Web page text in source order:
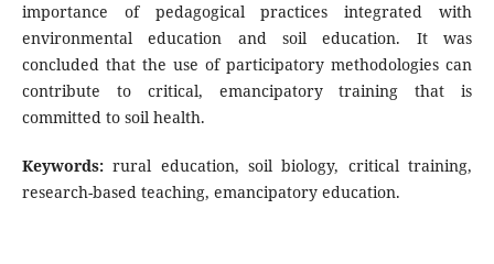
importance of pedagogical practices integrated with
environmental education and soil education. It was
concluded that the use of participatory methodologies can
contribute to critical, emancipatory training that is
committed to soil health.
Keywords:rural education, soil biology, critical training,
research-based teaching, emancipatory education.